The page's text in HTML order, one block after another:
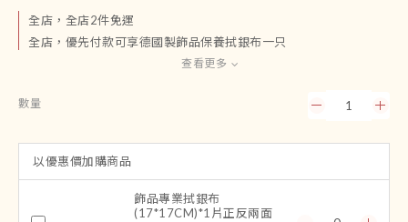
全店，全店2件免運
全店，優先付款可享德國製飾品保養拭銀布一只
查看更多
數量
以優惠價加購商品
飾品專業拭銀布
(17*17CM)*1片正反兩面